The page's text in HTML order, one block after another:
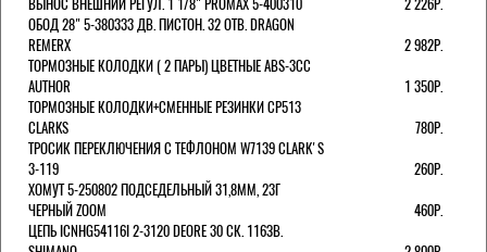
ОБОД 28" 5-380333 ДВ. ПИСТОН. 32 ОТВ. DRAGON
REMERX
2 982Р.
ТОРМОЗНЫЕ КОЛОДКИ ( 2 ПАРЫ) ЦВЕТНЫЕ ABS-3CC
AUTHOR
1 350Р.
ТОРМОЗНЫЕ КОЛОДКИ+СМЕННЫЕ РЕЗИНКИ CP513
CLARKS
780Р.
ТРОСИК ПЕРЕКЛЮЧЕНИЯ С ТЕФЛОНОМ W7139 СLARK'S
3-119
260Р.
ХОМУТ 5-250802 ПОДСЕДЕЛЬНЫЙ 31,8ММ, 23Г
ЧЕРНЫЙ ZOOM
460Р.
ЦЕПЬ ICNHG54116I 2-3120 DEORE 30 СК. 116ЗВ.